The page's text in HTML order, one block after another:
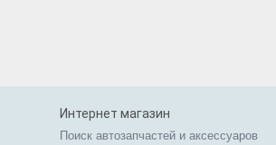
Интернет магазин
Поиск автозапчастей и аксессуаров